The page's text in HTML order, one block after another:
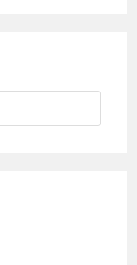
Press
to